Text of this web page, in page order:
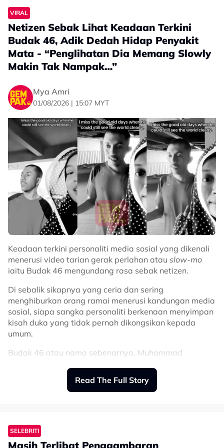
VIRAL
Netizen Sebak Lihat Keadaan Terkini
Budak 46, Adik Dedah Hidap Penyakit
Mata - “Penglihatan Dia Memang Slowly
Makin Tak Nampak…”
Mya Amri
01/08/2026 | 15:07 MYT
Keadaan terkini personaliti media sosial yang dikenali
menerusi video tarian gerak perlahan atau slow-mo
iaitu Budak 46 mengundang rasa sebak netizen.
Di sebalik sikapnya yang ceria dan sering
menghiburkan orang ramai menerusi kandungan media
sosial, siapa sangka personaliti berkenaan menyimpan
kisah duka yang tidak pernah dikongsikan kepada
umum.
Budak 46 atau nama sebenarnya, Muhammad
pigmentosa, iaitu sejenis penyakit mata yang boleh
menyebabkan penglihatan merosot secara beransur-
ruangan komen pada video terbaharu yang dimuat
naik di TikTok.
Read The Full Story
SELEBRITI
Masih Terlibat Penggambaran